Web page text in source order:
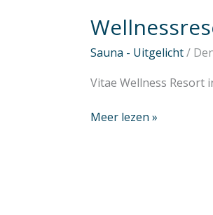
Sauna - Uitgelicht/
Vitae Wellness Resort
Meer lezen »